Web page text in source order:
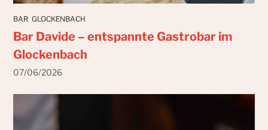
BAR GLOCKENBACH
Bar Davide – entspannte Gastrobar im
Glockenbach
07/06/2026